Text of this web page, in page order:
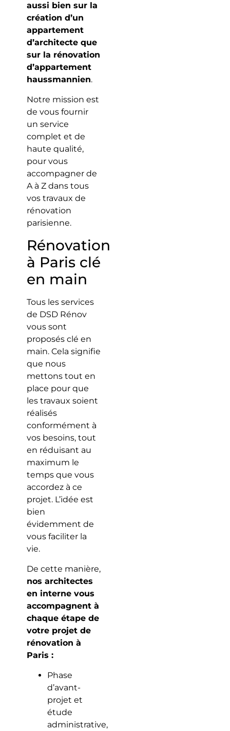
aussi bien sur la
création d’un
appartement
d’architecte que
sur la rénovation
d’appartement
haussmannien.
Notre mission est
de vous fournir
un service
complet et de
haute qualité,
pour vous
accompagner de
A à Z dans tous
vos travaux de
rénovation
parisienne.
Rénovation
à Paris clé
en main
Tous les services
de DSD Rénov
vous sont
proposés clé en
main. Cela signifie
que nous
mettons tout en
place pour que
les travaux soient
réalisés
conformément à
vos besoins, tout
en réduisant au
maximum le
temps que vous
accordez à ce
projet. L’idée est
bien
évidemment de
vous faciliter la
vie.
De cette manière,
nos architectes
en interne vous
accompagnent à
chaque étape de
votre projet de
rénovation à
Paris :
Phase
d’avant-
projet et
étude
administrative,